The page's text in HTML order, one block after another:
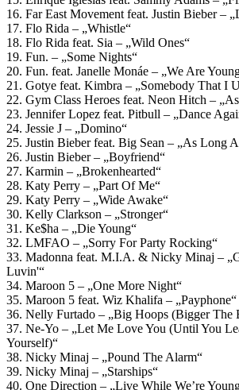
16. Far East Movement feat. Justin Bieber –
17. Flo Rida – „Whistle“
18. Flo Rida feat. Sia – „Wild Ones“
19. Fun. – „Some Nights“
20. Fun. feat. Janelle Monáe – „We Are
21. Gotye feat. Kimbra – „Somebody That I
22. Gym Class Heroes feat. Neon Hitch –
23. Jennifer Lopez feat. Pitbull – „Dance
24. Jessie J – „Domino“
25. Justin Bieber feat. Big Sean – „As Long
26. Justin Bieber – „Boyfriend“
27. Karmin – „Brokenhearted“
28. Katy Perry – „Part Of Me“
29. Katy Perry – „Wide Awake“
30. Kelly Clarkson – „Stronger“
31. Ke$ha – „Die Young“
32. LMFAO – „Sorry For Party Rocking“
33. Madonna feat. M.I.A. & Nicky Minaj –
Luvin'“
34. Maroon 5 – „One More Night“
35. Maroon 5 feat. Wiz Khalifa – „Payphone“
36. Nelly Furtado – „Big Hoops (Bigger The
37. Ne-Yo – „Let Me Love You (Until You
Yourself)“
38. Nicky Minaj – „Pound The Alarm“
39. Nicky Minaj – „Starships“
40. One Direction – „Live While We’re